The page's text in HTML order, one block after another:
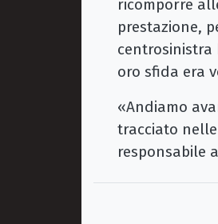
ricomporre
prestazione,
centrosinistra
oro sfida era
«Andiamo
tracciato
responsabile